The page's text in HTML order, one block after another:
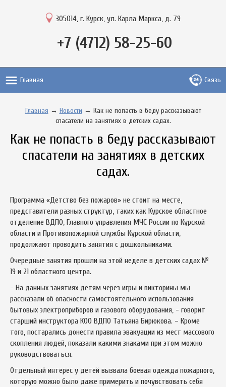
305014, г. Курск, ул. Карла Маркса, д. 79
+7 (4712) 58-25-60
Главная Связь
Главная → Новости → Как не попасть в беду рассказывают
спасатели на занятиях в детских садах.
Как не попасть в беду рассказывают
спасатели на занятиях в детских
садах.
Программа «Детство без пожаров» не стоит на месте,
представители разных структур, таких как Курское областное
отделение ВДПО, Главного управления МЧС России по Курской
области и Противопожарной службы Курской области,
продолжают проводить занятия с дошкольниками.
Очередные занятия прошли на этой неделе в детских садах №
19 и 21 областного центра.
- На данных занятиях детям через игры и викторины мы
рассказали об опасности самостоятельного использования
бытовых электроприборов и газового оборудования, - говорит
старший инструктора КОО ВДПО Татьяна Бирюкова. – Кроме
того, постарались донести правила эвакуации из мест массового
скопления людей, показали какими знаками при этом можно
руководствоваться.
Отдельный интерес у детей вызвала боевая одежда пожарного,
которую можно было даже примерить и почувствовать себя